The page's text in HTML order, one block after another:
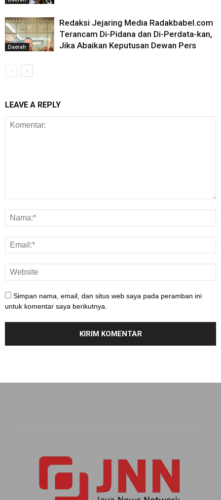
Daerah
Redaksi Jejaring Media Radakbabel.com
Terancam Di-Pidana dan Di-Perdata-kan,
Jika Abaikan Keputusan Dewan Pers
LEAVE A REPLY
Simpan nama, email, dan situs web saya pada peramban ini
untuk komentar saya berikutnya.